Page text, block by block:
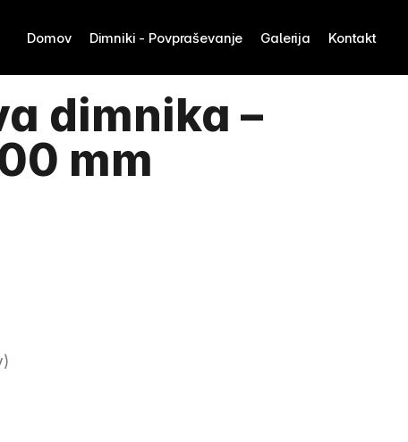
Domov Dimniki - Povpraševanje Galerija Kontakt
dimnika –
mm